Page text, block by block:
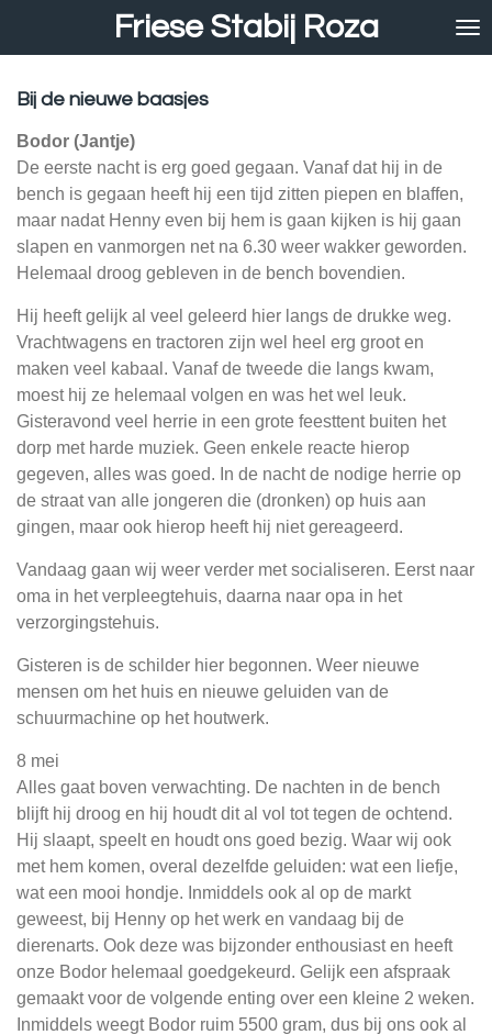
de
Friese Stabij Roza
Bij de nieuwe baasjes
Bodor (Jantje)
De eerste nacht is erg goed gegaan. Vanaf dat hij in de
bench is gegaan heeft hij een tijd zitten piepen en blaffen,
maar nadat Henny even bij hem is gaan kijken is hij gaan
slapen en vanmorgen net na 6.30 weer wakker geworden.
Helemaal droog gebleven in de bench bovendien.
Hij heeft gelijk al veel geleerd hier langs de drukke weg.
Vrachtwagens en tractoren zijn wel heel erg groot en
maken veel kabaal. Vanaf de tweede die langs kwam,
moest hij ze helemaal volgen en was het wel leuk.
Gisteravond veel herrie in een grote feesttent buiten het
dorp met harde muziek. Geen enkele reacte hierop
gegeven, alles was goed. In de nacht de nodige herrie op
de straat van alle jongeren die (dronken) op huis aan
gingen, maar ook hierop heeft hij niet gereageerd.
Vandaag gaan wij weer verder met socialiseren. Eerst naar
oma in het verpleegtehuis, daarna naar opa in het
verzorgingstehuis.
Gisteren is de schilder hier begonnen. Weer nieuwe
mensen om het huis en nieuwe geluiden van de
schuurmachine op het houtwerk.
8 mei
Alles gaat boven verwachting. De nachten in de bench
blijft hij droog en hij houdt dit al vol tot tegen de ochtend.
Hij slaapt, speelt en houdt ons goed bezig. Waar wij ook
met hem komen, overal dezelfde geluiden: wat een liefje,
wat een mooi hondje. Inmiddels ook al op de markt
geweest, bij Henny op het werk en vandaag bij de
dierenarts. Ook deze was bijzonder enthousiast en heeft
onze Bodor helemaal goedgekeurd. Gelijk een afspraak
gemaakt voor de volgende enting over een kleine 2 weken.
Inmiddels weegt Bodor ruim 5500 gram, dus bij ons ook al